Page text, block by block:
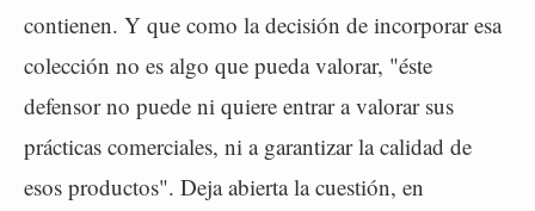
contienen. Y que como la decisión de incorporar esa
colección no es algo que pueda valorar, "éste
defensor no puede ni quiere entrar a valorar sus
prácticas comerciales, ni a garantizar la calidad de
esos productos". Deja abierta la cuestión, en